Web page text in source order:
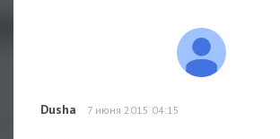
Dusha 7 июня 2015 04:15